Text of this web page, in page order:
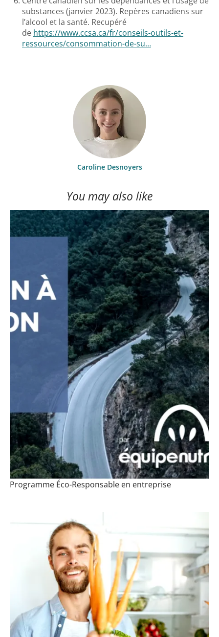
substances (janvier 2023). Repères canadiens sur
l’alcool et la santé. Recupéré
de https://www.ccsa.ca/fr/conseils-outils-et-
ressources/consommation-de-su…
Caroline Desnoyers
You may also like
Programme Éco-Responsable en entreprise